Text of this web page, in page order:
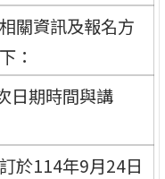
關資訊及報名方
：
日期時間與講
於114年9月24日